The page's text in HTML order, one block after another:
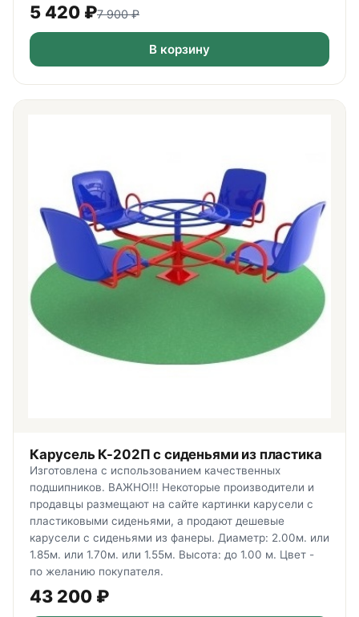
5 420 ₽7 900₽
В корзину
Карусель К-202П с сиденьями из пластика
Изготовлена с использованием качественных
подшипников. ВАЖНО!!! Некоторые производители и
продавцы размещают на сайте картинки карусели с
пластиковыми сиденьями, а продают дешевые
карусели с сиденьями из фанеры. Диаметр: 2.00м. или
1.85м. или 1.70м. или 1.55м. Высота: до 1.00 м. Цвет -
по желанию покупателя.
43 200 ₽